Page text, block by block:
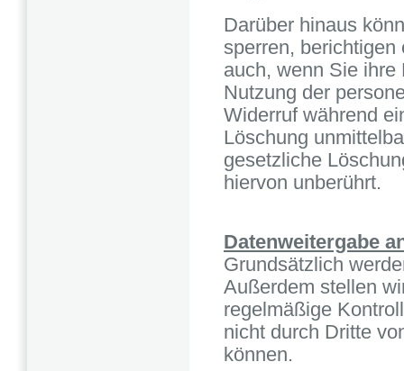
Darüber hinaus
sperren,
auch, wenn Sie ihre
Nutzung der
Widerruf während
Löschung
gesetzliche
hiervon unberührt.
Datenweitergabe
Grundsätzlich
Außerdem stellen
regelmäßige
nicht durch Dritte
können.